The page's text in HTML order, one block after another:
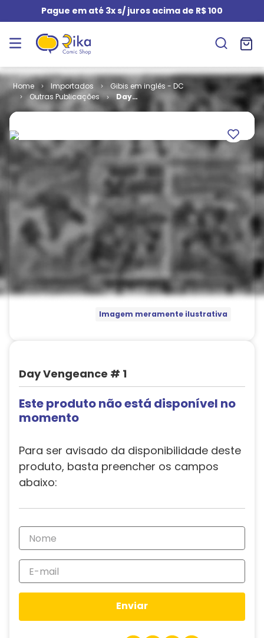
Pague em até 3x s/ juros acima de R$ 100
Importados
Gibis em inglês - DC
Outras Publicações
Day
Vengeance # 1
Imagem meramente ilustrativa
Day Vengeance # 1
Este produto não está disponível no
momento
Para ser avisado da disponibilidade deste
produto, basta preencher os campos
abaixo:
Enviar